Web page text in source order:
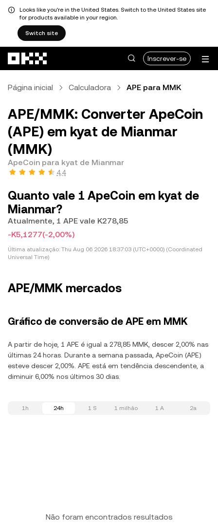
Looks like you're in the United States. Switch to the United States site
for products available in your region.
Switch site
Inscrever-se
Página inicial Calculadora APE para MMK
APE/MMK: Converter ApeCoin
(APE) em kyat de Mianmar
(MMK)
ApeCoin para kyat de Mianmar
4,4
Quanto vale 1 ApeCoin em kyat de
Mianmar?
Atualmente, 1 APE vale K278,85
-K5,1277(-2,00%)
Última atualização: Thu Aug 06 2026 18:37:03 (UTC+0000) (Coordinated
Universal Time)
APE/MMK mercados
Gráfico de conversão de APE em MMK
A partir de hoje, 1 APE é igual a 278,85 MMK, descer 2,00% nas
últimas 24 horas. Durante a semana passada, ApeCoin (APE)
esteve descer 2,00%. APE está em tendência descendente, a
diminuir 6,00% nos últimos 30 dias.
1h 24h 1 S 1 milhão 1 A 2a
Não foram encontrados resultados